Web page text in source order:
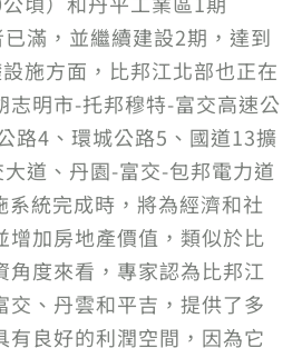
已滿，並繼續建設2期，達到
施方面，比邦江北部也正在
志明市-托邦穆特-富交高速公
路4、環城公路5、國道13擴
道、丹園-富交-包邦電力道
統完成時，將為經濟和社
增加房地產價值，類似於比
角度來看，專家認為比邦江
交、丹雲和平吉，提供了多
有良好的利潤空間，因為它